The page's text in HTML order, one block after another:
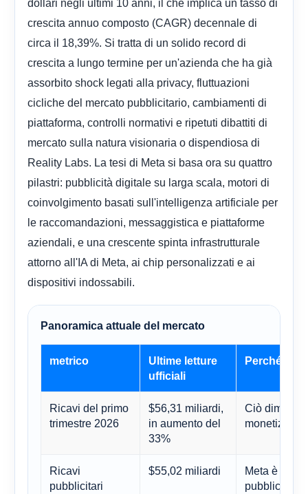
dollari negli ultimi 10 anni, il che implica un tasso di
crescita annuo composto (CAGR) decennale di
circa il 18,39%. Si tratta di un solido record di
crescita a lungo termine per un'azienda che ha già
assorbito shock legati alla privacy, fluttuazioni
cicliche del mercato pubblicitario, cambiamenti di
piattaforma, controlli normativi e ripetuti dibattiti di
mercato sulla natura visionaria o dispendiosa di
Reality Labs. La tesi di Meta si basa ora su quattro
pilastri: pubblicità digitale su larga scala, motori di
coinvolgimento basati sull'intelligenza artificiale per
le raccomandazioni, messaggistica e piattaforme
aziendali, e una crescente spinta infrastrutturale
attorno all'IA di Meta, ai chip personalizzati e ai
dispositivi indossabili.
Panoramica attuale del mercato
metrico
Ultime letture
ufficiali
Perché è
Ricavi del primo
trimestre 2026
$56,31 miliardi,
in aumento del
33%
Ciò
Ricavi
pubblicitari
$55,02 miliardi
Meta è
pubblicità,